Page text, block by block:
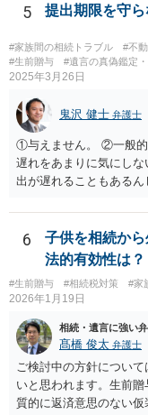
う結論は変わりません
戻しをすべて免除する」
心配ならば、弁護士のと
ついて説明した上で、
しょうか。
5 提出期限を守
#家族間の相続トラブル #不
#生前贈与
#遺言の真偽鑑定
2025年3月26日
鬼沢 健士 弁護士
①与えません。 ②一般的
遅れをあまりに気にし
出が遅れることもある
6
子供を相続か
法的有効性は？
#生前贈与 #相続税対策 #家
2026年1月19日
相続・遺言に強い
髙橋 俊太 弁護士
ご検討中の方針につい
いと思われます。生前
質的に返済意思のない